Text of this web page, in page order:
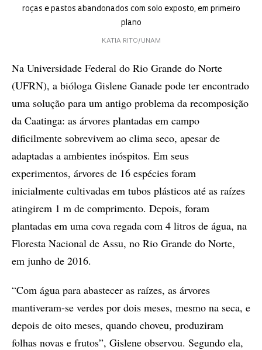
roças e pastos abandonados com solo exposto, em primeiro
plano
KATIA RITO/UNAM
Na Universidade Federal do Rio Grande do Norte
(UFRN), a bióloga Gislene Ganade pode ter encontrado
uma solução para um antigo problema da recomposição
da Caatinga: as árvores plantadas em campo
dificilmente sobrevivem ao clima seco, apesar de
adaptadas a ambientes inóspitos. Em seus
experimentos, árvores de 16 espécies foram
inicialmente cultivadas em tubos plásticos até as raízes
atingirem 1 m de comprimento. Depois, foram
plantadas em uma cova regada com 4 litros de água, na
Floresta Nacional de Assu, no Rio Grande do Norte,
em junho de 2016.
“Com água para abastecer as raízes, as árvores
mantiveram-se verdes por dois meses, mesmo na seca, e
depois de oito meses, quando choveu, produziram
folhas novas e frutos”, Gislene observou. Segundo ela,